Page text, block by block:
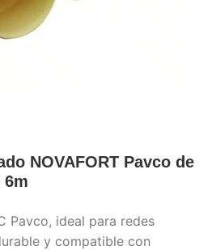
NOVAFORT Pavco de
6m
Pavco, ideal para redes
y compatible con